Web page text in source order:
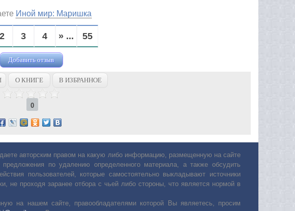
Иной мир: Маришка
2 3 4 » ... 55
Добавить отзыв
О КНИГЕ В ИЗБРАННОЕ
0
авторским правом на какую либо информацию, размещенную на сайте
по удалению определенного материала, а также обсудить
пользователей, которые самостоятельно выкладывают источники
не проходя заранее отбора с чьей либо стороны, что является нормой в
на нашем сайте, правообладателями которой Вы являетесь, просим